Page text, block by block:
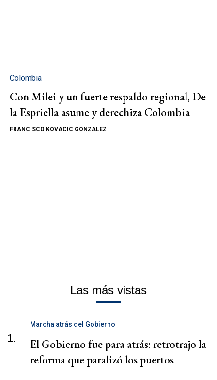
Colombia
Con Milei y un fuerte respaldo regional, De
la Espriella asume y derechiza Colombia
FRANCISCO KOVACIC GONZALEZ
Las más vistas
1.
Marcha atrás del Gobierno
El Gobierno fue para atrás: retrotrajo la
reforma que paralizó los puertos